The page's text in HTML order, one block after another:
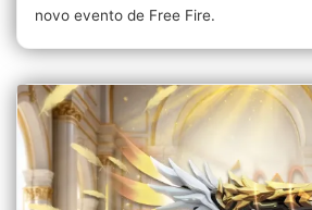
novo evento de Free Fire.